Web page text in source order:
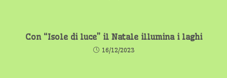
Con “Isole di luce” il Natale illumina i laghi
16/12/2023